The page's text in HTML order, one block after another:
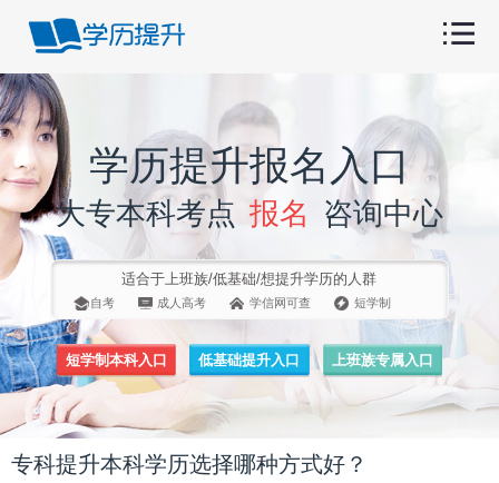
学历提升报名入口
大专本科考点 报名 咨询中心
适合于上班族/低基础/想提升学历的人群
自考 成人高考 学信网可查 短学制
短学制本科入口 低基础提升入口 上班族专属入口
专科提升本科学历选择哪种方式好？